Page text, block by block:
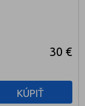
30 €
KÚPIŤ